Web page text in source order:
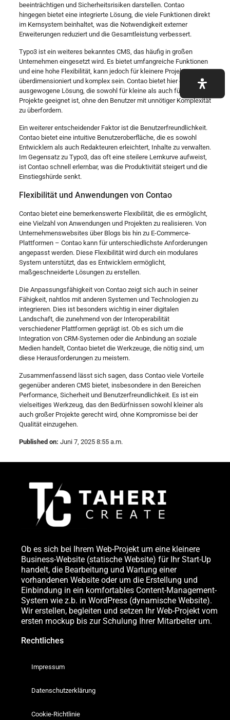
beeinträchtigen und Sicherheitsrisiken darstellen. Contao
hingegen bietet eine integrierte Lösung, die viele Funktionen direkt
im Kernsystem beinhaltet, was die Notwendigkeit externer
Erweiterungen reduziert und die Gesamtleistung verbessert.
Typo3 ist ein weiteres bekanntes CMS, das häufig in großen
Unternehmen eingesetzt wird. Es bietet umfangreiche Funktionen
und eine hohe Flexibilität, kann jedoch für kleinere Projekte
überdimensioniert und komplex sein. Contao bietet hier eine
ausgewogene Lösung, die sowohl für kleine als auch für große
Projekte geeignet ist, ohne den Benutzer mit unnötiger Komplexität
zu überfordern.
Ein weiterer entscheidender Faktor ist die Benutzerfreundlichkeit.
Contao bietet eine intuitive Benutzeroberfläche, die es sowohl
Entwicklern als auch Redakteuren erleichtert, Inhalte zu verwalten.
Im Gegensatz zu Typo3, das oft eine steilere Lernkurve aufweist,
ist Contao schnell erlernbar, was die Produktivität steigert und die
Einstiegshürde senkt.
Flexibilität und Anwendungen von Contao
Contao bietet eine bemerkenswerte Flexibilität, die es ermöglicht,
eine Vielzahl von Anwendungen und Projekten zu realisieren. Von
Unternehmenswebsites über Blogs bis hin zu E-Commerce-
Plattformen – Contao kann für unterschiedlichste Anforderungen
angepasst werden. Diese Flexibilität wird durch ein modulares
System unterstützt, das es Entwicklern ermöglicht,
maßgeschneiderte Lösungen zu erstellen.
Die Anpassungsfähigkeit von Contao zeigt sich auch in seiner
Fähigkeit, nahtlos mit anderen Systemen und Technologien zu
integrieren. Dies ist besonders wichtig in einer digitalen
Landschaft, die zunehmend von der Interoperabilität
verschiedener Plattformen geprägt ist. Ob es sich um die
Integration von CRM-Systemen oder die Anbindung an soziale
Medien handelt, Contao bietet die Werkzeuge, die nötig sind, um
diese Herausforderungen zu meistern.
Zusammenfassend lässt sich sagen, dass Contao viele Vorteile
gegenüber anderen CMS bietet, insbesondere in den Bereichen
Performance, Sicherheit und Benutzerfreundlichkeit. Es ist ein
vielseitiges Werkzeug, das den Bedürfnissen sowohl kleiner als
auch großer Projekte gerecht wird, ohne Kompromisse bei der
Qualität einzugehen.
Published on: Juni 7, 2025 8:55 a.m.
Ob es sich bei Ihrem Web-Projekt um eine kleinere
Business-Website (statische Website) für Ihr Start-Up
handelt, die Bearbeitung und Wartung einer
vorhandenen Website oder um die Erstellung und
Einbindung in ein komfortables Content-Management-
System wie z.b. in WordPress (dynamische Website).
Wir erstellen, begleiten und setzen Ihr Web-Projekt vom
ersten mockup bis zur Schulung Ihrer Mitarbeiter um.
Rechtliches
Impressum
Datenschutzerklärung
Cookie-Richtlinie